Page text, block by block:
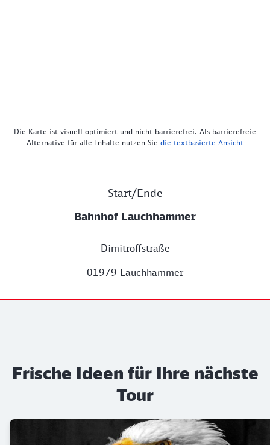
Die Karte ist visuell optimiert und nicht barrierefrei. Als barrierefreie
Alternative für alle Inhalte nutzen Sie die textbasierte Ansicht
Start/Ende
Bahnhof Lauchhammer
Dimitroffstraße
01979 Lauchhammer
Frische Ideen für Ihre nächste
Tour